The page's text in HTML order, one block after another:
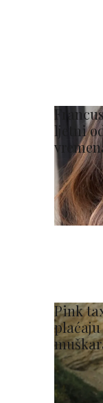
ljetni
Pink